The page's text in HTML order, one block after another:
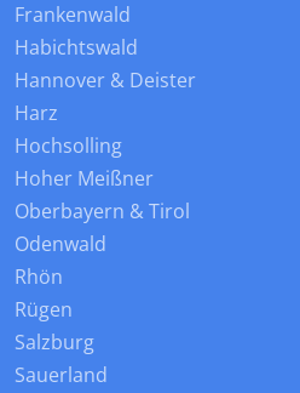
Frankenwald
Habichtswald
Hannover & Deister
Harz
Hochsolling
Hoher Meißner
Oberbayern & Tirol
Odenwald
Rhön
Rügen
Salzburg
Sauerland